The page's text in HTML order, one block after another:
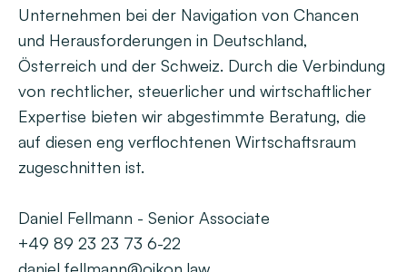
Unternehmen bei der Navigation von Chancen
und Herausforderungen in Deutschland,
Österreich und der Schweiz. Durch die Verbindung
von rechtlicher, steuerlicher und wirtschaftlicher
Expertise bieten wir abgestimmte Beratung, die
auf diesen eng verflochtenen Wirtschaftsraum
zugeschnitten ist.
Daniel Fellmann - Senior Associate
+49 89 23 23 73 6-22